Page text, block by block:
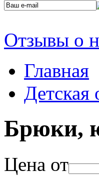
Отзывы о
Главная
Детская
Брюки,
Цена от